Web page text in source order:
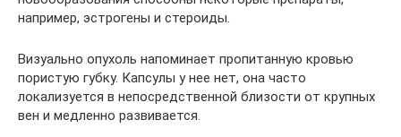
например, эстрогены и стероиды.
Визуально опухоль напоминает пропитанную кровью
пористую губку. Капсулы у нее нет, она часто
локализуется в непосредственной близости от крупных
вен и медленно развивается.